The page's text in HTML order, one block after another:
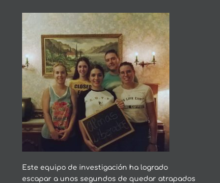
Este equipo de investigación ha logrado
escapar a unos segundos de quedar atrapados